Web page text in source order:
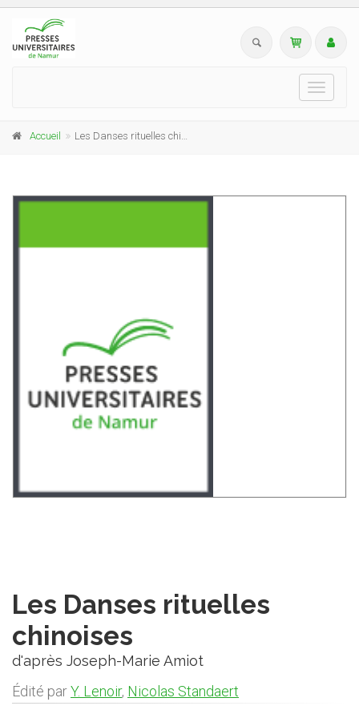
Toggle
Accueil Les Danses rituelles chinoises
Les Danses rituelles
chinoises
d'après Joseph-Marie Amiot
Édité parY. Lenoir, Nicolas Standaert